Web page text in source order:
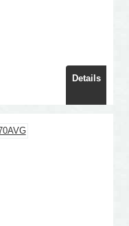
Details